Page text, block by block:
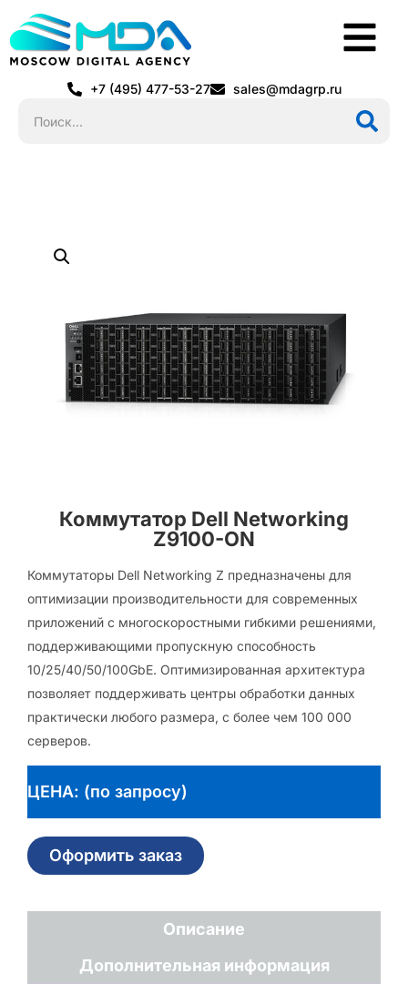
+7 (495) 477-53-27 sales@mdagrp.ru
Коммутатор Dell Networking
Z9100-ON
Коммутаторы Dell Networking Z предназначены для
оптимизации производительности для современных
приложений с многоскоростными гибкими решениями,
поддерживающими пропускную способность
10/25/40/50/100GbE. Оптимизированная архитектура
позволяет поддерживать центры обработки данных
практически любого размера, с более чем 100 000
серверов.
ЦЕНА: (по запросу)
Оформить заказ
Описание
Дополнительная информация